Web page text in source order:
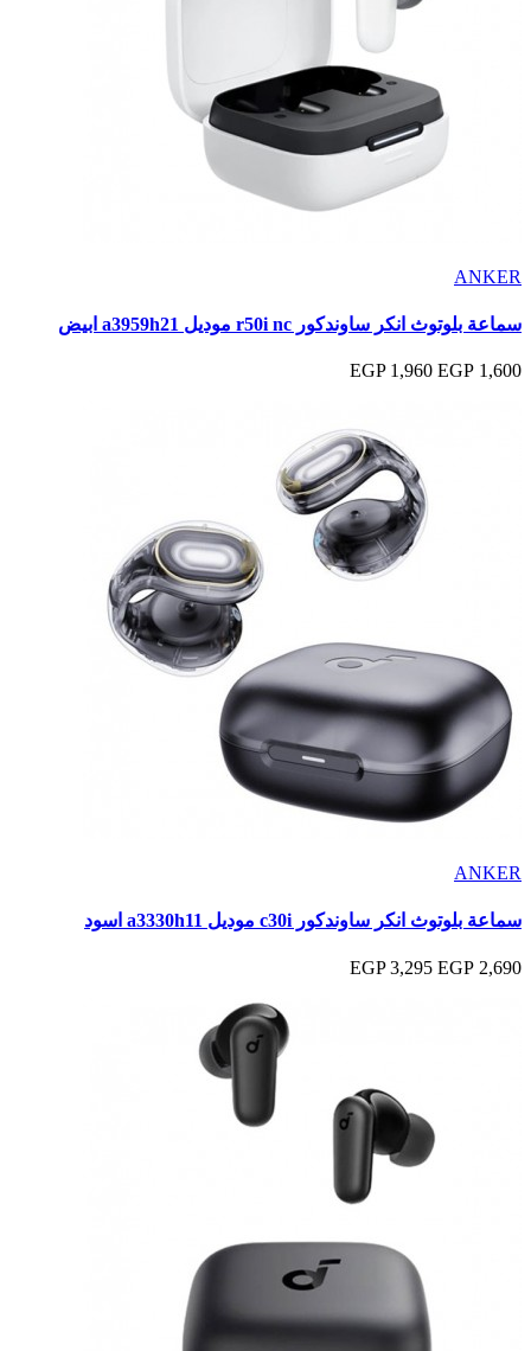
ANKER
سماعة بلوتوث انكر ساوندكور r50i nc موديل a3959h21 ابيض
1,600 EGP
1,960 EGP
ANKER
سماعة بلوتوث انكر ساوندكور c30i موديل a3330h11 اسود
2,690 EGP
3,295 EGP